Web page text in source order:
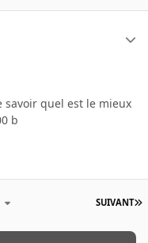
savoir quel est le mieux
b
SUIVANT